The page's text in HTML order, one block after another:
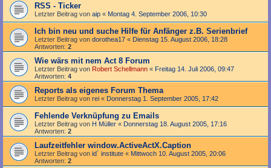
RSS - Ticker
Letzter Beitrag von aip « Montag 4. September 2006, 10:30
Ich bin neu und suche Hilfe für Anfänger z.B. Serienbrief
Letzter Beitrag von dorothea17 « Dienstag 15. August 2006, 18:28
Antworten: 2
Wie wärs mit nem Act 8 Forum
Letzter Beitrag von Robert Schellmann « Freitag 14. Juli 2006, 09:47
Antworten: 4
Reports als eigenes Forum Thema
Letzter Beitrag von rei « Donnerstag 1. September 2005, 17:42
Fehlende Verknüpfung zu Emails
Letzter Beitrag von H Müller « Donnerstag 18. August 2005, 17:16
Antworten: 2
Laufzeitfehler window.ActiveActX.Caption
Letzter Beitrag von id´ institute « Mittwoch 10. August 2005, 20:06
Antworten: 2